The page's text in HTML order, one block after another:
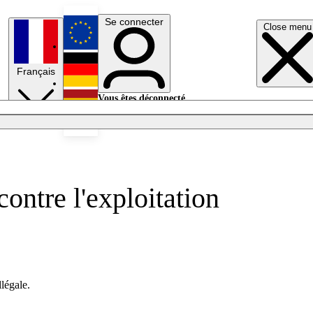
Close menu
Français
English
Deutsch
Se connecter
Vous êtes déconnecté.
l'exploitation